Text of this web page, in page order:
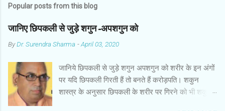
Popular posts from this blog
जानिए छिपकली से जुड़े शगुन-अपशगुन को
ByDr. Surendra Sharma -April 03, 2020
जानिये छिपकली से जुड़े शगुन अपशगुन को शरीर के इन अंगों
पर यदि छिपकली गिरती हैं तो बनते हैं करोड़पति। शकुन
शास्त्र के अनुसार छिपकली के शरीर पर गिरने को भी शकुन/